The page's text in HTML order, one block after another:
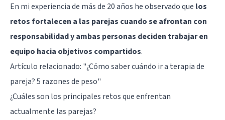
En mi experiencia de más de 20 años he observado que los
retos fortalecen a las parejas cuando se afrontan con
responsabilidad y ambas personas deciden trabajar en
equipo hacia objetivos compartidos.
Artículo relacionado: "¿Cómo saber cuándo ir a terapia de
pareja? 5 razones de peso"
¿Cuáles son los principales retos que enfrentan
actualmente las parejas?